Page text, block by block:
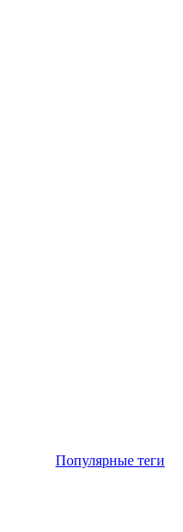
Популярные теги